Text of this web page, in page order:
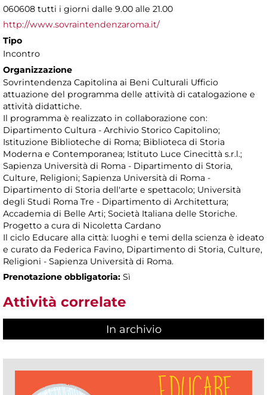
060608 tutti i giorni dalle 9.00 alle 21.00
http://www.sovraintendenzaroma.it/
Tipo
Incontro
Organizzazione
Sovrintendenza Capitolina ai Beni Culturali Ufficio
attuazione del programma delle attività di catalogazione e
attività didattiche.
Il programma è realizzato in collaborazione con:
Dipartimento Cultura - Archivio Storico Capitolino;
Istituzione Biblioteche di Roma; Biblioteca di Storia
Moderna e Contemporanea; Istituto Luce Cinecittà s.r.l.;
Sapienza Università di Roma - Dipartimento di Storia,
Culture, Religioni; Sapienza Università di Roma -
Dipartimento di Storia dell'arte e spettacolo; Università
degli Studi Roma Tre - Dipartimento di Architettura;
Accademia di Belle Arti; Società Italiana delle Storiche.
Progetto a cura di Nicoletta Cardano
Il ciclo Educare alla città: luoghi e temi della scienza è ideato
e curato da Federica Favino, Dipartimento di Storia, Culture,
Religioni - Sapienza Università di Roma.
Prenotazione obbligatoria: Sì
Attività correlate
In archivio